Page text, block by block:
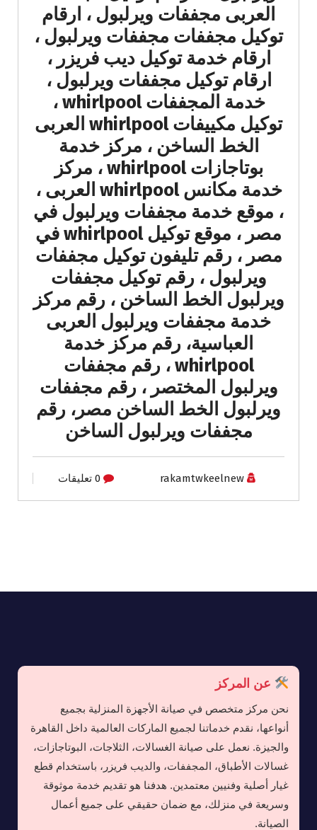
العربى مجففات ويرلبول ، ارقام
توكيل مجففات مجففات ويرلبول ،
ارقام خدمة توكيل ديب فريزر ،
ارقام توكيل مجففات ويرلبول ،
خدمة المجففات whirlpool ،
توكيل مكييفات whirlpool العربى
الخط الساخن ، مركز خدمة
بوتاجازات whirlpool ، مركز
خدمة مكانس whirlpool العربى ،
، موقع خدمة مجففات ويرلبول في
مصر ، موقع توكيل whirlpool في
مصر ، رقم تليفون توكيل مجففات
ويرلبول ، رقم توكيل مجففات
ويرلبول الخط الساخن ، رقم مركز
خدمة مجففات ويرلبول العربى
العباسية، رقم مركز خدمة
whirlpool ، رقم مجففات
ويرلبول المختصر ، رقم مجففات
ويرلبول الخط الساخن مصر، رقم
مجففات ويرلبول الساخن
rakamtwkeelnew 0 تعليقات
عن المركز
نحن مركز متخصص في صيانة الأجهزة المنزلية بجميع
أنواعها، نقدم خدماتنا لجميع الماركات العالمية داخل القاهرة
والجيزة. نعمل على صيانة الغسالات، الثلاجات، البوتاجازات،
غسالات الأطباق، المجففات، والديب فريزر، باستخدام قطع
غيار أصلية وفنيين معتمدين. هدفنا هو تقديم خدمة موثوقة
وسريعة في منزلك، مع ضمان حقيقي على جميع أعمال
الصيانة.